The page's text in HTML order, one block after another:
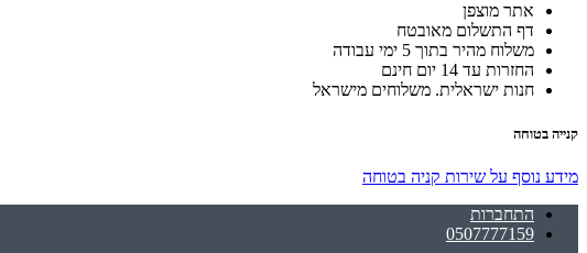
אתר מוצפן
דף התשלום מאובטח
משלוח מהיר בתוך 5 ימי עבודה
החזרות עד 14 יום חינם
חנות ישראלית. משלוחים מישראל
קנייה בטוחה
מידע נוסף על שירות קניה בטוחה
התחברות
0507777159